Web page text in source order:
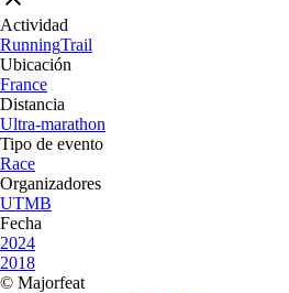
Actividad
RunningTrail
Ubicación
France
Distancia
Ultra-marathon
Tipo de evento
Race
Organizadores
UTMB
Fecha
2024
2018
© Majorfeat